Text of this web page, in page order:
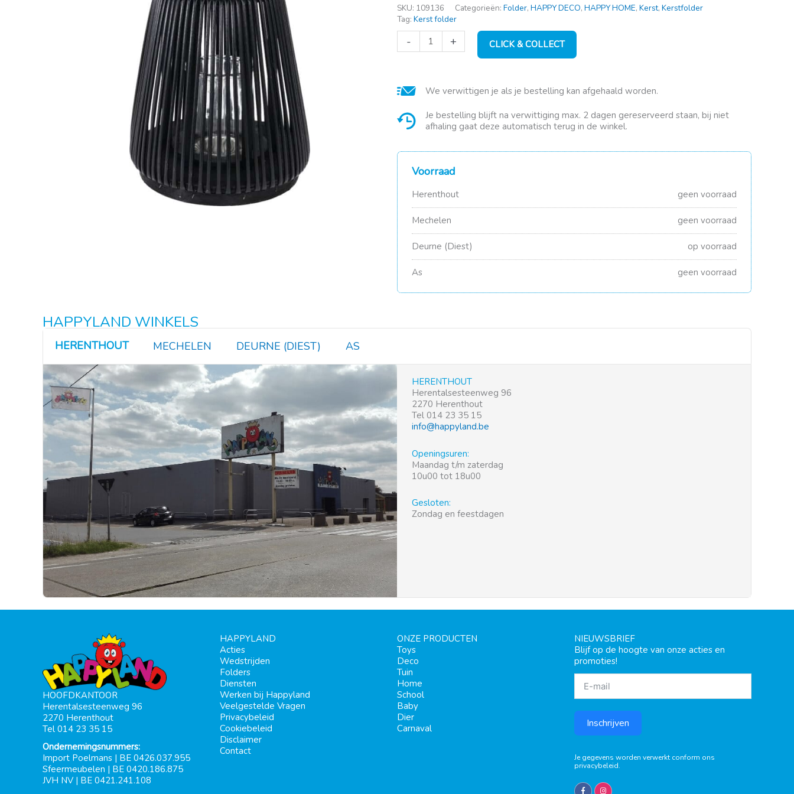
SKU: 109136 Categorieën: Folder, HAPPY DECO, HAPPY HOME, Kerst, Kerstfolder
Tag: Kerst folder
-
Lantaarn
MDF
+ CLICK & COLLECT
We verwittigen je als je bestelling kan afgehaald worden.
Je bestelling blijft na verwittiging max. 2 dagen gereserveerd staan, bij niet
afhaling gaat deze automatisch terug in de winkel.
Voorraad
Herenthout geen voorraad
Mechelen geen voorraad
Deurne (Diest) op voorraad
As geen voorraad
HAPPYLAND WINKELS
HERENTHOUT MECHELEN DEURNE (DIEST) AS
HERENTHOUT
Herentalsesteenweg 96
2270 Herenthout
Tel 014 23 35 15
info@happyland.be
Openingsuren:
Maandag t/m zaterdag
10u00 tot 18u00
Gesloten:
Zondag en feestdagen
HOOFDKANTOOR
Herentalsesteenweg 96
2270 Herenthout
Tel 014 23 35 15
Ondernemingsnummers:
Import Poelmans | BE 0426.037.955
Sfeermeubelen | BE 0420.186.875
JVH NV | BE 0421.241.108
HAPPYLAND
Acties
Wedstrijden
Folders
Diensten
Werken bij Happyland
Veelgestelde Vragen
Privacybeleid
Cookiebeleid
Disclaimer
Contact
ONZE PRODUCTEN
Toys
Deco
Tuin
Home
School
Baby
Dier
Carnaval
NIEUWSBRIEF
Blijf op de hoogte van onze acties en
promoties!
Inschrijven
Je gegevens worden verwerkt conform ons
privacybeleid.